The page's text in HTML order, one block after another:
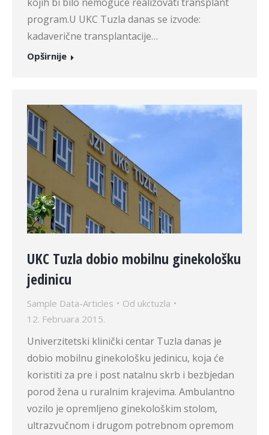
program.U UKC Tuzla danas se izvode:
kadaverične transplantacije…
Opširnije
UKC Tuzla dobio mobilnu ginekološku
jedinicu
Sample Data-Articles Od ukctuzla
12. Februara 2015.
Univerzitetski klinički centar Tuzla danas je
dobio mobilnu ginekološku jedinicu, koja će
koristiti za pre i post natalnu skrb i bezbjedan
porod žena u ruralnim krajevima. Ambulantno
vozilo je opremljeno ginekološkim stolom,
ultrazvučnom i drugom potrebnom opremom